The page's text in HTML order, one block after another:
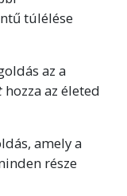
túlélése
az a
hozza az életed
amely a
része